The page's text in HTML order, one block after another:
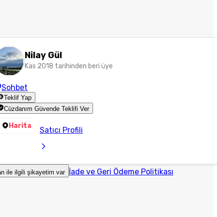
Nilay Gül
Kas 2018 tarihinden beri üye
Sohbet
Teklif Yap
Cüzdanım Güvende Teklifi Ver
Harita Satıcı Profili
ile ilgili şikayetim var İade ve Geri Ödeme Politikası